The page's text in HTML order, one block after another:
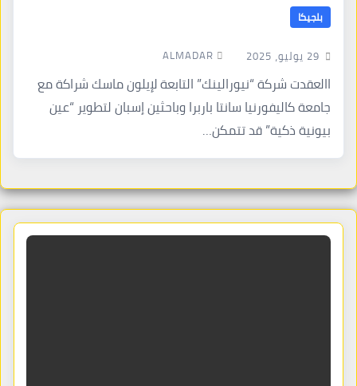
بلجيكا
29 يوليو، 2025 ALMADAR
االعقدت شركة “نيورالينك” التابعة لإيلون ماسك شراكة مع
جامعة كاليفورنيا سانتا باربرا وباحثين إسبان لتطوير “عين
بيونية ذكية” قد تتمكن…